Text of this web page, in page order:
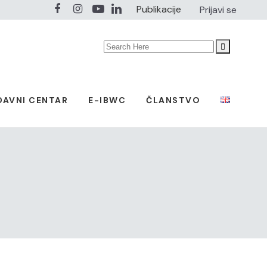
Publikacije Prijavi se
Search
CENTAR E-IBWC ČLANSTVO